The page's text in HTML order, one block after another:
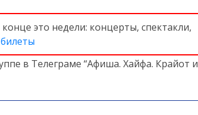
это недели: концерты, спектакли,
в Телеграме “Афиша. Хайфа. Крайот и